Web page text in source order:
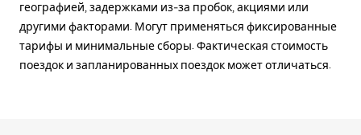
географией, задержками из-за пробок, акциями или
другими факторами. Могут применяться фиксированные
тарифы и минимальные сборы. Фактическая стоимость
поездок и запланированных поездок может отличаться.